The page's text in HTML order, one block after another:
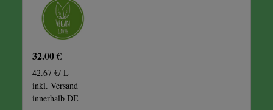
32.00 €
42.67 €/ L
inkl. Versand
innerhalb DE